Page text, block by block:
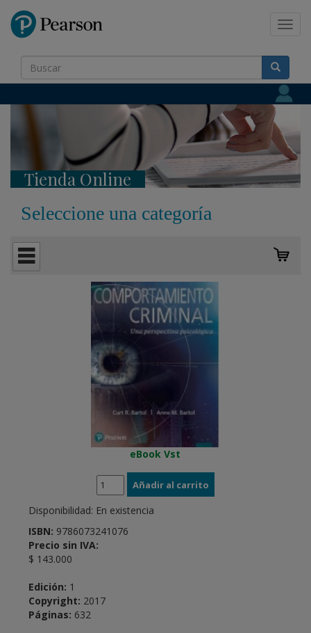
Tienda Online
Seleccione una categoría
eBook Vst
Disponibilidad: En existencia
ISBN: 9786073241076
Precio sin IVA:
$ 143.000
Edición: 1
Copyright: 2017
Páginas: 632